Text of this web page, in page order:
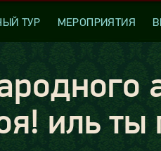
ТУР МЕРОПРИЯТИЯ
иль ты